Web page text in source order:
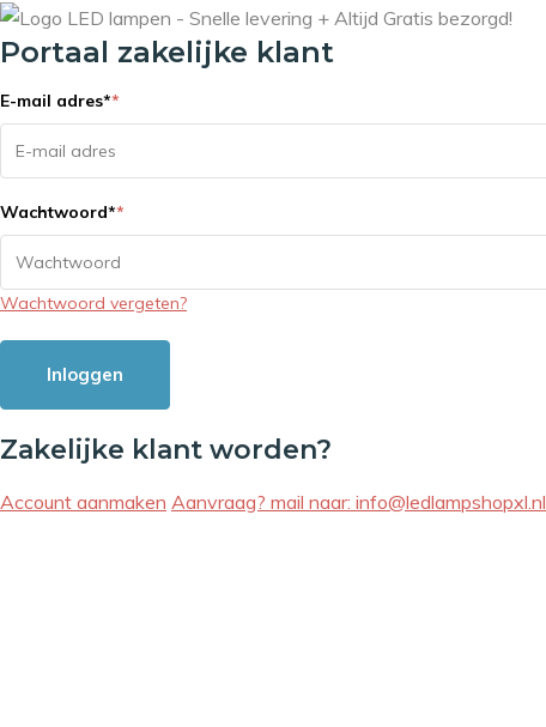
Portaal zakelijke klant
E-mail adres**
Wachtwoord**
Wachtwoord vergeten?
Inloggen
Zakelijke klant worden?
Account aanmaken Aanvraag? mail naar: info@ledlampshopxl.nl